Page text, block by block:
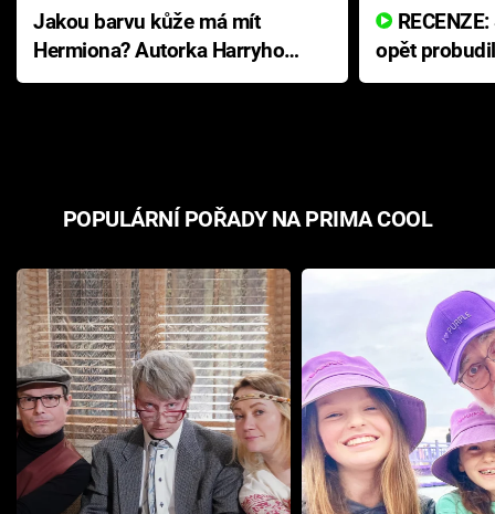
Jakou barvu kůže má mít
Hermiona? Autorka Harryho
Pottera přišla s ráznou
opět
přichází s
POPULÁRNÍ POŘADY NA PRIMA COOL